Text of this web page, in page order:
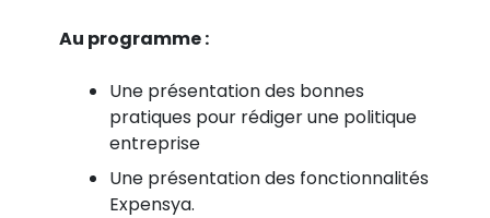
Au programme :
Une présentation des bonnes
pratiques pour rédiger une politique
entreprise
Une présentation des fonctionnalités
Expensya.